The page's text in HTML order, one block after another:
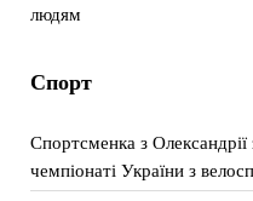
людям
Спорт
Спортсменка з Олександрії
чемпіонаті України з